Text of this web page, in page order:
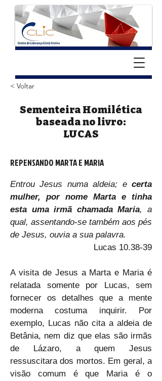
< Voltar
Sementeira Homilética
baseada no livro:
LUCAS
REPENSANDO MARTA E MARIA
Entrou Jesus numa aldeia; e certa
mulher, por nome Marta e tinha
esta uma irmã chamada Maria, a
qual, assentando-se também aos pés
de Jesus, ouvia a sua palavra.
Lucas 10.38-39
A visita de Jesus a Marta e Maria é
relatada somente por Lucas, sem
fornecer os detalhes que a mente
moderna costuma inquirir. Por
exemplo, Lucas não cita a aldeia de
Betânia, nem diz que elas são irmãs
de Lázaro, a quem Jesus
ressuscitara dos mortos. Em geral, a
visão comum é que Maria é o